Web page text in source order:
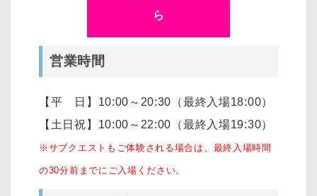
ら
営業時間
【平 日】10:00～20:30（最終入場18:00）
【土日祝】10:00～22:00（最終入場19:30）
※サブクエストもご体験される場合は、最終入場時間
の30分前までにご入場ください。